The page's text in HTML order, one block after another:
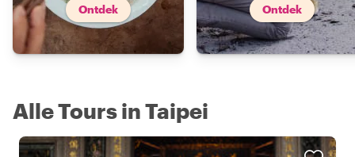
Ontdek
Ontdek
Alle Tours in Taipei